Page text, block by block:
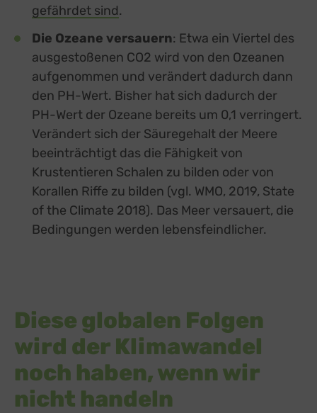
gefährdet sindexternal link, opens in a new tab
.
Die Ozeane versauern: Etwa ein Viertel des
ausgestoßenen CO2 wird von den Ozeanen
aufgenommen und verändert dadurch dann
den PH-Wert. Bisher hat sich dadurch der
PH-Wert der Ozeane bereits um 0,1 verringert.
Verändert sich der Säuregehalt der Meere
beeinträchtigt das die Fähigkeit von
Krustentieren Schalen zu bilden oder von
Korallen Riffe zu bilden (vgl. WMO, 2019, State
of the Climate 2018). Das Meer versauert, die
Bedingungen werden lebensfeindlicher.
Diese globalen Folgen
wird der Klimawandel
noch haben, wenn wir
nicht handeln